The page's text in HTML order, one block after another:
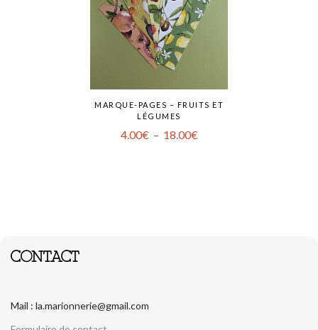
MARQUE-PAGES – FRUITS ET
LÉGUMES
4.00€ – 18.00€
CONTACT
Mail : la.marionnerie@gmail.com